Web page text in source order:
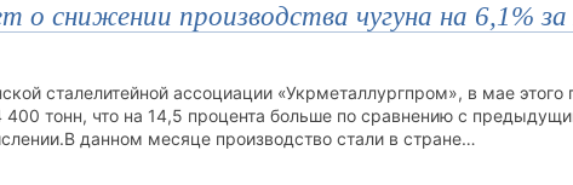
о снижении производства чугуна на 6,1%
сталелитейной ассоциации «Укрметаллургпром», в мае этого
400 тонн, что на 14,5 процента больше по сравнению с
данном месяце производство стали в стране…